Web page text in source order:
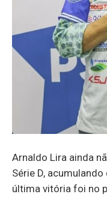
Arnaldo Lira ainda
Série D,
última vitória foi no